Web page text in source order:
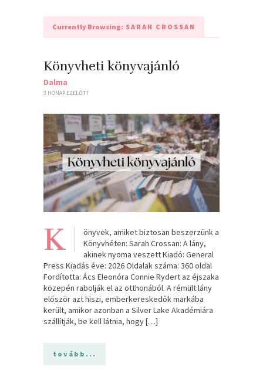
Currently Browsing: SARAH CROSSAN
Könyvheti könyvajánló
Dalma
3 HÓNAP EZELŐTT
K
önyvek, amiket biztosan beszerzünk a
Könyvhéten: Sarah Crossan: A ​lány,
akinek nyoma veszett Kiadó: General
Press Kiadás éve: 2026 Oldalak száma: 360 oldal
Fordította: Ács Eleonóra Connie Rydert az éjszaka
közepén rabolják el az otthonából. A rémült lány
először azt hiszi, emberkereskedők markába
került, amikor azonban a Silver Lake Akadémiára
szállítják, be kell látnia, hogy […]
tovább...